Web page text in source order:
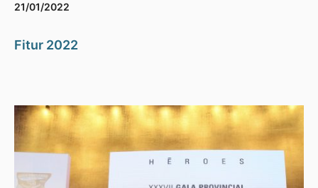
21/01/2022
Fitur 2022